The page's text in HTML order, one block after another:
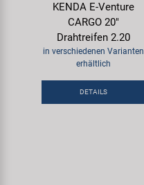
KENDA E-Venture
CARGO 20"
Drahtreifen 2.20
in verschiedenen Varianten
erhältlich
DETAILS